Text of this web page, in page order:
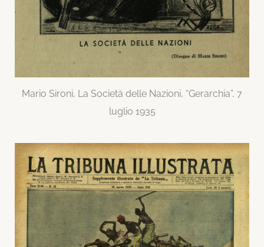
Mario Sironi, La Società delle Nazioni, “Gerarchia”, 7
luglio 1935